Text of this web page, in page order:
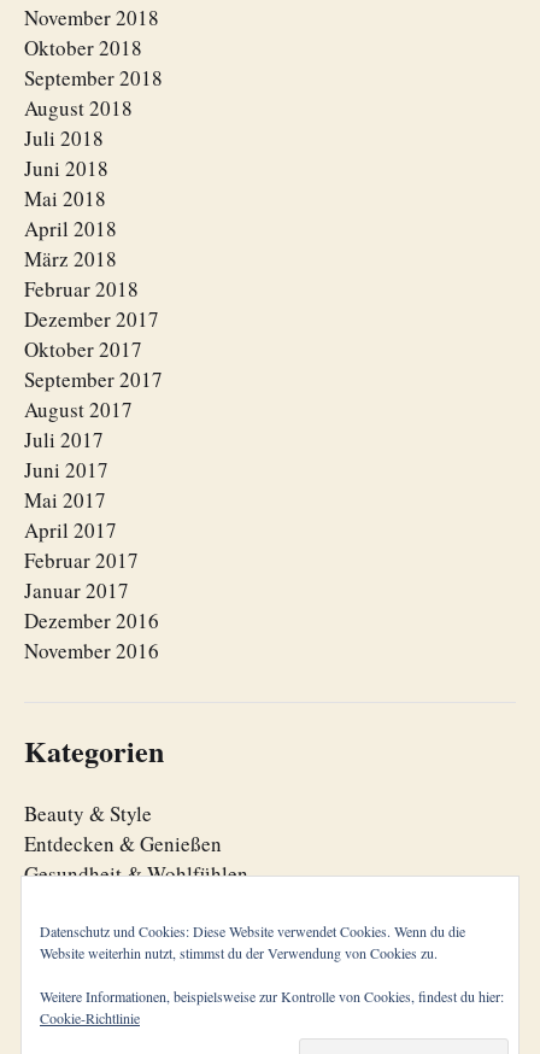
November 2018
Oktober 2018
September 2018
August 2018
Juli 2018
Juni 2018
Mai 2018
April 2018
März 2018
Februar 2018
Dezember 2017
Oktober 2017
September 2017
August 2017
Juli 2017
Juni 2017
Mai 2017
April 2017
Februar 2017
Januar 2017
Dezember 2016
November 2016
Kategorien
Beauty & Style
Entdecken & Genießen
Gesundheit & Wohlfühlen
Lebensorganisation
Zeitgeist
Datenschutz und Cookies: Diese Website verwendet Cookies. Wenn du die
Website weiterhin nutzt, stimmst du der Verwendung von Cookies zu.
Weitere Informationen, beispielsweise zur Kontrolle von Cookies, findest du hier:
Cookie-Richtlinie